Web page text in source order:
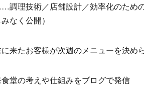
調理技術／店舗設計／効率化のため
なく公開）
来たお客様が次週のメニューを決め
堂の考えや仕組みをブログで発信